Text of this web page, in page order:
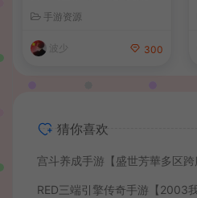
最新整理单机一键即玩镜像端
+Linux手工服务端+管理后台
+GM授权后台+简易安卓客户
端+详细搭建教程+视频教程
手游资源
波少 300
猜你喜欢